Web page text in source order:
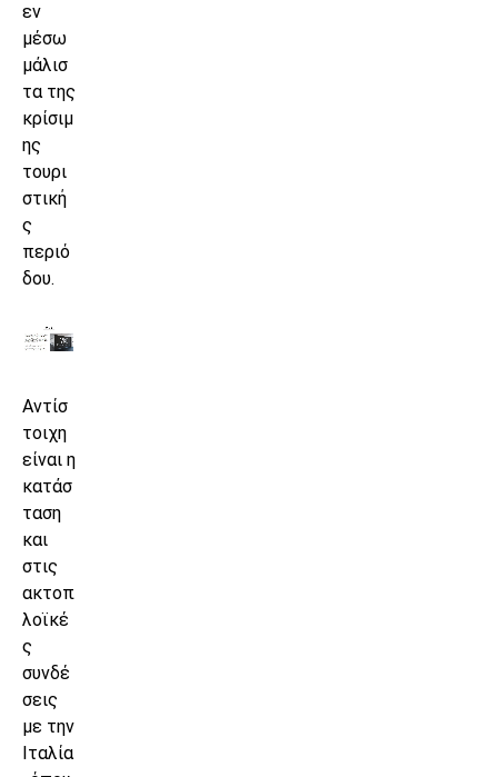
εν
μέσω
μάλισ
τα της
κρίσιμ
ης
τουρι
στική
ς
περιό
δου.
Αντίσ
τοιχη
είναι η
κατάσ
ταση
και
στις
ακτοπ
λοϊκέ
ς
συνδέ
σεις
με την
Ιταλία